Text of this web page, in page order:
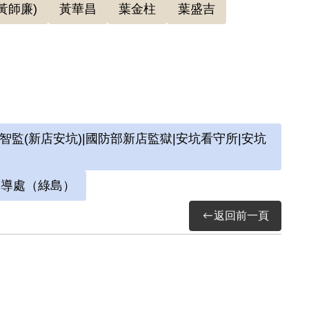
師廉) 黃華昌 葉金柱 葉盛吉
監(新店安坑)|國防部新店監獄|安坑看守所|安坑
處（綠島）
返回前一頁